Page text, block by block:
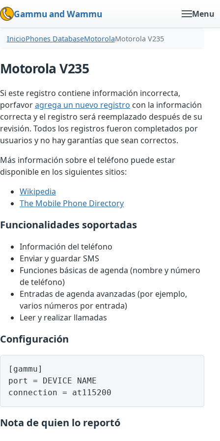
Gammu and Wammu Menu
InicioPhones DatabaseMotorolaMotorola V235
Motorola V235
Si este registro contiene información incorrecta,
porfavoragrega un nuevo registro con la información
correcta y el registro será reemplazado después de su
revisión. Todos los registros fueron completados por
usuarios y no hay garantías que sean correctos.
Más información sobre el teléfono puede estar
disponible en los siguientes sitios:
Wikipedia
The Mobile Phone Directory
Funcionalidades soportadas
Información del teléfono
Enviar y guardar SMS
Funciones básicas de agenda (nombre y número
de teléfono)
Entradas de agenda avanzadas (por ejemplo,
varios números por entrada)
Leer y realizar llamadas
Configuración
[gammu]
port = DEVICE NAME
Nota de quien lo reportó